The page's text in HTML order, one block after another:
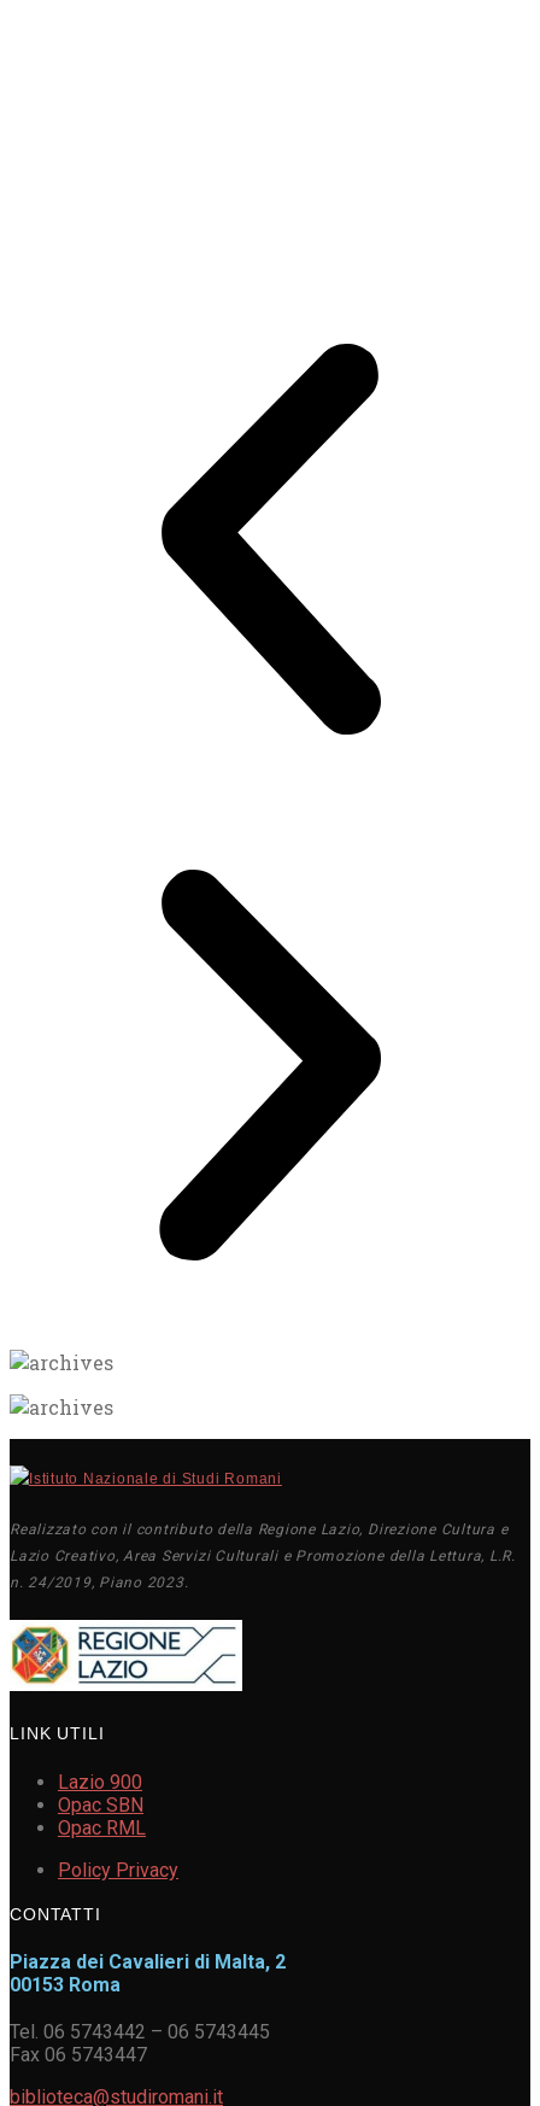
Realizzato con il contributo della Regione Lazio, Direzione Cultura e
Lazio Creativo, Area Servizi Culturali e Promozione della Lettura, L.R.
n. 24/2019, Piano 2023.
LINK UTILI
Lazio 900
Opac SBN
Opac RML
Policy Privacy
CONTATTI
Piazza dei Cavalieri di Malta, 2
00153 Roma
Tel. 06 5743442 – 06 5743445
Fax 06 5743447
biblioteca@studiromani.it